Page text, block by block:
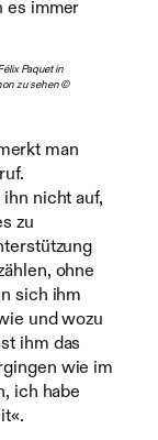
es immer
Paquet in
zu sehen ©
man
nicht auf,
zu
ohne
sich ihm
und wozu
ihm das
wie im
ich habe